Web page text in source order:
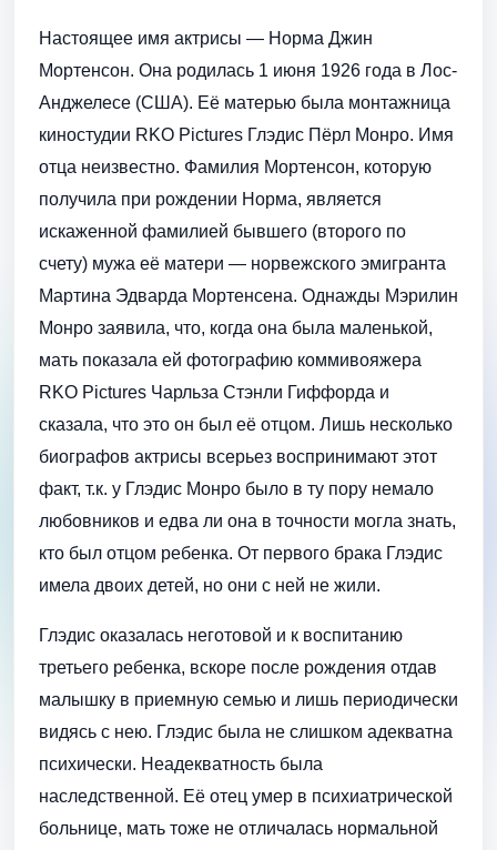
Настоящее имя актрисы — Норма Джин
Мортенсон. Она родилась 1 июня 1926 года в Лос-
Анджелесе (США). Её матерью была монтажница
киностудии RKO Pictures Глэдис Пёрл Монро. Имя
отца неизвестно. Фамилия Мортенсон, которую
получила при рождении Норма, является
искаженной фамилией бывшего (второго по
счету) мужа её матери — норвежского эмигранта
Мартина Эдварда Мортенсена. Однажды Мэрилин
Монро заявила, что, когда она была маленькой,
мать показала ей фотографию коммивояжера
RKO Pictures Чарльза Стэнли Гиффорда и
сказала, что это он был её отцом. Лишь несколько
биографов актрисы всерьез воспринимают этот
факт, т.к. у Глэдис Монро было в ту пору немало
любовников и едва ли она в точности могла знать,
кто был отцом ребенка. От первого брака Глэдис
имела двоих детей, но они с ней не жили.
Глэдис оказалась неготовой и к воспитанию
третьего ребенка, вскоре после рождения отдав
малышку в приемную семью и лишь периодически
видясь с нею. Глэдис была не слишком адекватна
психически. Неадекватность была
наследственной. Её отец умер в психиатрической
больнице, мать тоже не отличалась нормальной